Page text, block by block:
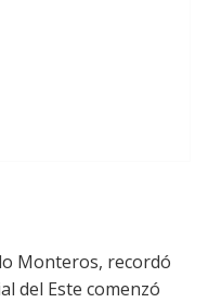
Monteros, recordó
del Este comenzó